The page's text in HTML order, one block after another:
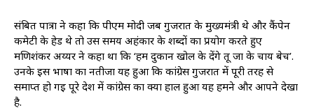
संबित पात्रा ने कहा कि पीएम मोदी जब गुजरात के मुख्यमंत्री थे और कैंपेन
कमेटी के हेड थे तो उस समय अहंकार के शब्दों का प्रयोग करते हुए
मणिशंकर अय्यर ने कहा था कि ‘हम दुकान खोल के देंगे तू जा के चाय बेच’.
उनके इस भाषा का नतीजा यह हुआ कि कांग्रेस गुजरात में पूरी तरह से
समाप्त हो गई पूरे देश में कांग्रेस का क्या हाल हुआ यह हमने और आपने देखा
है.